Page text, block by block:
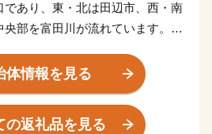
であり、東・北は田辺市、西・南
部を富田川が流れています。気
体情報を見る
の返礼品を見る